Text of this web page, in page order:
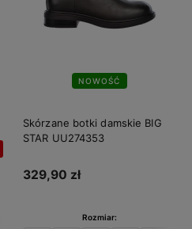
NOWOŚĆ
Skórzane botki damskie BIG
STAR UU274353
329,90 zł
Rozmiar: